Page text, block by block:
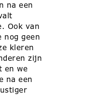
na een
Ook van
nog geen
kleren
zijn
en we
na een